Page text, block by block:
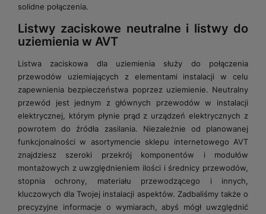
solidne połączenia.
Listwy zaciskowe neutralne i listwy do
uziemienia w AVT
Listwa zaciskowa dla uziemienia służy do połączenia
przewodów uziemiających z elementami instalacji w celu
zapewnienia bezpieczeństwa poprzez uziemienie. Neutralny
przewód jest jednym z głównych przewodów w instalacji
elektrycznej, którym płynie prąd z urządzeń elektrycznych z
powrotem do źródła zasilania. Niezależnie od planowanej
funkcjonalności w asortymencie sklepu internetowego AVT
znajdziesz szeroki przekrój komponentów i modułów
montażowych z uwzględnieniem ilości i średnicy przewodów,
stopnia ochrony, materiału przewodzącego i innych,
kluczowych dla Twojej instalacji aspektów. Zadbaliśmy także o
precyzyjne informacje o wymiarach, abyś mógł uwzględnić